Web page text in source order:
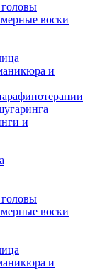
воски
и
и
воски
и